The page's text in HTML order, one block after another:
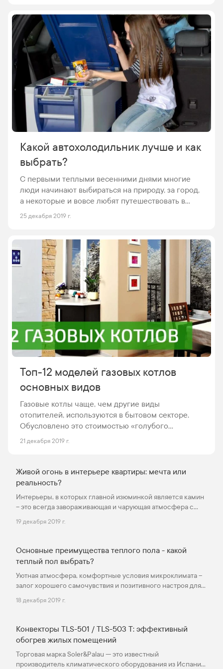
будет лучше, поможет данная статья.
Какой автохолодильник лучше и как
выбрать?
С первыми теплыми весенними днями многие
люди начинают выбираться на природу, за город,
а некоторые и вовсе любят путешествовать в
любое время года. Автохолодильник – ценная, а
дачу. Именно это устройство поможет
значительно поднять уровень комфорта –
сохранить продукты и напитки в комфортном для
употребления состоянии, даже в самый знойный
25 декабря 2019 г.
Топ-12 моделей газовых котлов
основных видов
Газовые котлы чаще, чем другие виды
отопителей, используются в бытовом секторе.
Обусловлено это стоимостью «голубого
топлива», которая значительно ниже, чем,
такого типа, стоит разобраться в характеристиках
и особенностях различных видов оборудования.
характеристики Существует несколько
параметров, на которых важно акцентировать
внимание:
21 декабря 2019 г.
Живой огонь в интерьере квартиры: мечта или
реальность?
Интерьеры, в которых главной изюминкой является камин
– это всегда завораживающая и чарующая атмосфера с
такую обстановку многие люди неосознанно испытывают
оформить свой дом каминным интерьером было
непосильной задачей для многих пользователей, а для
жителей квартир – вовсе могло быть только мечтой, ведь
тогда из разновидностей этого устройства было только
громоздкое сооружение с обязательным подведением
дымохода, работающее на дровах.
19 декабря 2019 г.
Основные преимущества теплого пола - какой
теплый пол выбрать?
Уютная атмосфера, комфортные условия микроклимата –
залог хорошего самочувствия и позитивного настроя для
отопительной техники активно прославляется такое
бывают разновидности и в чем преимущества такого типа
приспособлений, предназначенных для обогрева
пространства?
18 декабря 2019 г.
Конвекторы TLS-501 / TLS-503 T: эффективный
обогрев жилых помещений
Торговая марка Soler&Palau — это известный
производитель климатического оборудования из Испании.